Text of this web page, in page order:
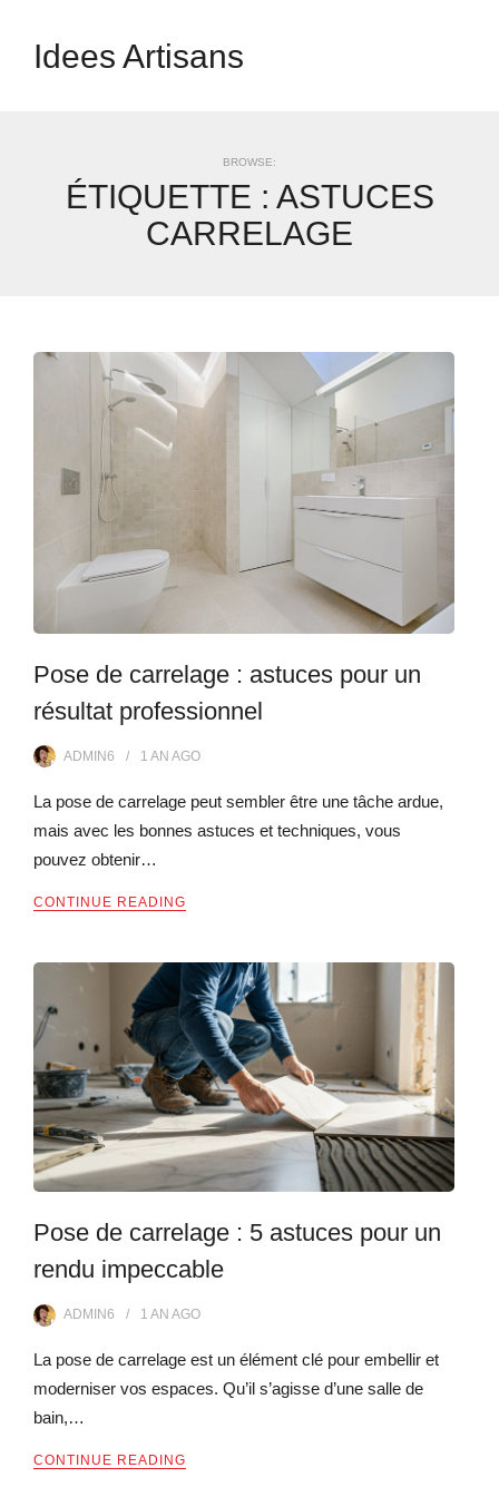
Idees Artisans
BROWSE:
ÉTIQUETTE : ASTUCES
CARRELAGE
Pose de carrelage : astuces pour un
résultat professionnel
ADMIN6 1 AN AGO
La pose de carrelage peut sembler être une tâche ardue,
mais avec les bonnes astuces et techniques, vous
pouvez obtenir…
CONTINUE READING
Pose de carrelage : 5 astuces pour un
rendu impeccable
ADMIN6 1 AN AGO
La pose de carrelage est un élément clé pour embellir et
moderniser vos espaces. Qu’il s’agisse d’une salle de
bain,…
CONTINUE READING